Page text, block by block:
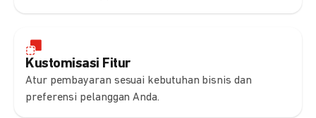
Kustomisasi Fitur
Atur pembayaran sesuai kebutuhan bisnis dan
preferensi pelanggan Anda.